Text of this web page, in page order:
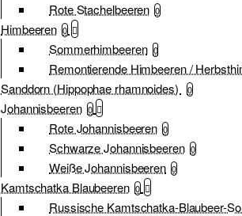
Rote Stachelbeeren 0
Himbeeren 0
Sommerhimbeeren 0
Remontierende Himbeeren /
Sanddorn (Hippophae rhamnoides)
0
Johannisbeeren 0
Rote Johannisbeeren 0
Schwarze Johannisbeeren 0
Weiße Johannisbeeren 0
Kamtschatka Blaubeeren 0
Russische Kamtschatka-Blaubeer-